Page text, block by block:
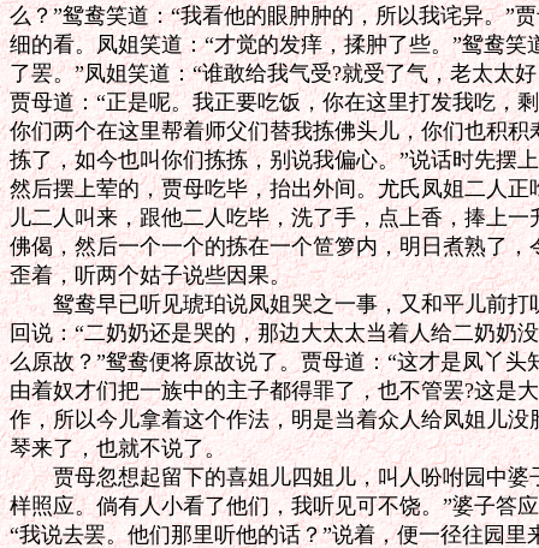
么？”鸳鸯笑道：“我看他的眼肿肿的，所以我诧异。”
细的看。凤姐笑道：“才觉的发痒，揉肿了些。”鸳鸯笑
了罢。”凤姐笑道：“谁敢给我气受?就受了气，老太太
贾母道：“正是呢。我正要吃饭，你在这里打发我吃，
你们两个在这里帮着师父们替我拣佛头儿，你们也积
拣了，如今也叫你们拣拣，别说我偏心。”说话时先摆
然后摆上荤的，贾母吃毕，抬出外间。尤氏凤姐二人
儿二人叫来，跟他二人吃毕，洗了手，点上香，捧上
佛偈，然后一个一个的拣在一个笸箩内，明日煮熟了
歪着，听两个姑子说些因果。
鸳鸯早已听见琥珀说凤姐哭之一事，又和平儿前打
回说：“二奶奶还是哭的，那边大太太当着人给二奶奶
么原故？”鸳鸯便将原故说了。贾母道：“这才是凤丫头
由着奴才们把一族中的主子都得罪了，也不管罢?这是
作，所以今儿拿着这个作法，明是当着众人给凤姐儿没
琴来了，也就不说了。
贾母忽想起留下的喜姐儿四姐儿，叫人吩咐园中婆
样照应。倘有人小看了他们，我听见可不饶。”婆子答
“我说去罢。他们那里听他的话？”说着，便一径往园里